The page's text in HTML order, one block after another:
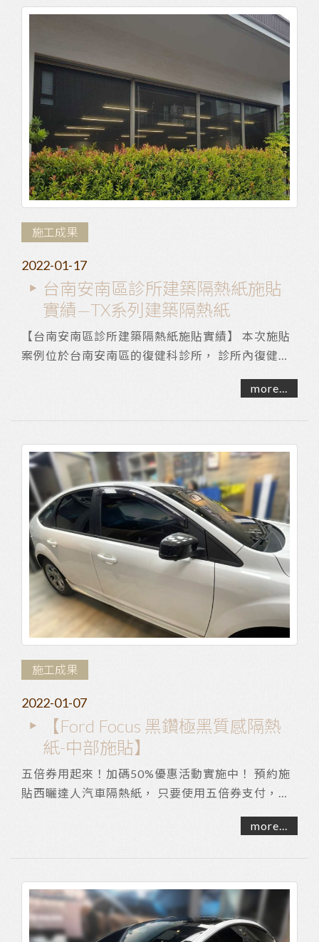
施工成果
2022-01-17
台南安南區診所建築隔熱紙施貼
實績—TX系列建築隔熱紙
【台南安南區診所建築隔熱紙施貼實績】 本次施貼
案例位於台南安南區的復健科診所， 診所內復健區
more...
施工成果
2022-01-07
【Ford Focus 黑鑽極黑質感隔熱
紙-中部施貼】
五倍券用起來！加碼50%優惠活動實施中！ 預約施
貼西曬達人汽車隔熱紙， 只要使用五倍券支付，即
more...